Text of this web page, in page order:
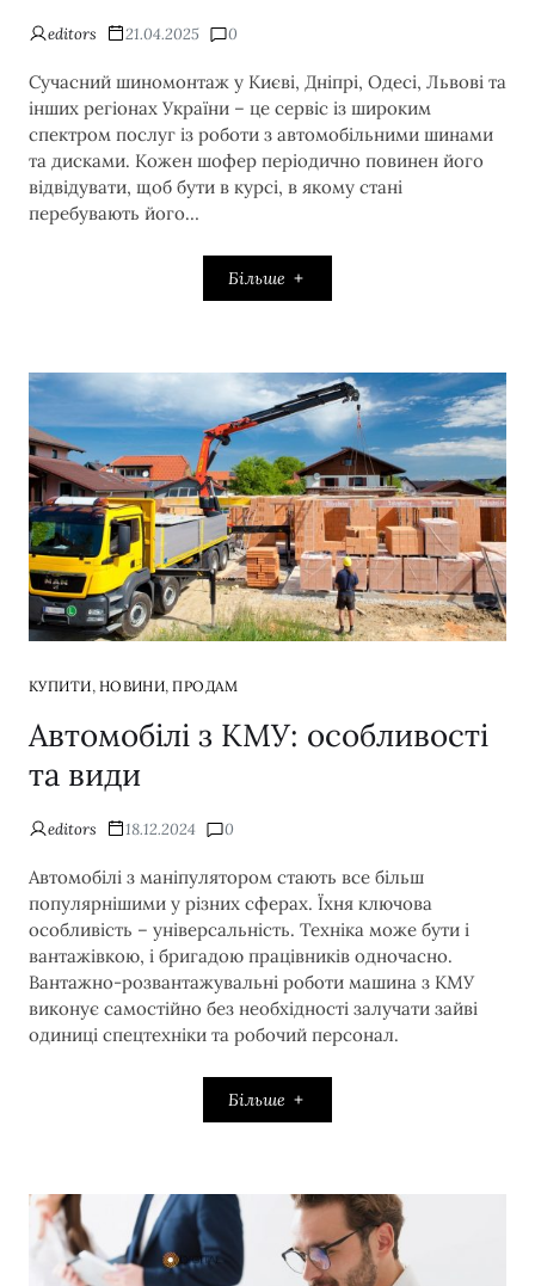
editors 21.04.2025 0
Сучасний шиномонтаж у Києві, Дніпрі, Одесі, Львові та
інших регіонах України – це сервіс із широким
спектром послуг із роботи з автомобільними шинами
та дисками. Кожен шофер періодично повинен його
відвідувати, щоб бути в курсі, в якому стані
перебувають його…
Більше
КУПИТИ, НОВИНИ,ПРОДАМ
Автомобілі з КМУ: особливості
та види
editors 18.12.2024 0
Автомобілі з маніпулятором стають все більш
популярнішими у різних сферах. Їхня ключова
особливість – універсальність. Техніка може бути і
вантажівкою, і бригадою працівників одночасно.
Вантажно-розвантажувальні роботи машина з КМУ
виконує самостійно без необхідності залучати зайві
одиниці спецтехніки та робочий персонал.
Більше